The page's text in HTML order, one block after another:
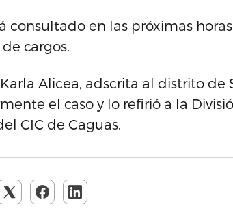
consultado en las próximas
cargos.
Alicea, adscrita al distrito de
el caso y lo refirió a la
CIC de Caguas.